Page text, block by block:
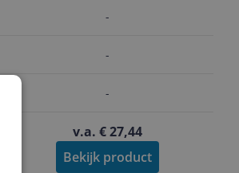
-
-
-
v.a. € 27,44
Bekijk product